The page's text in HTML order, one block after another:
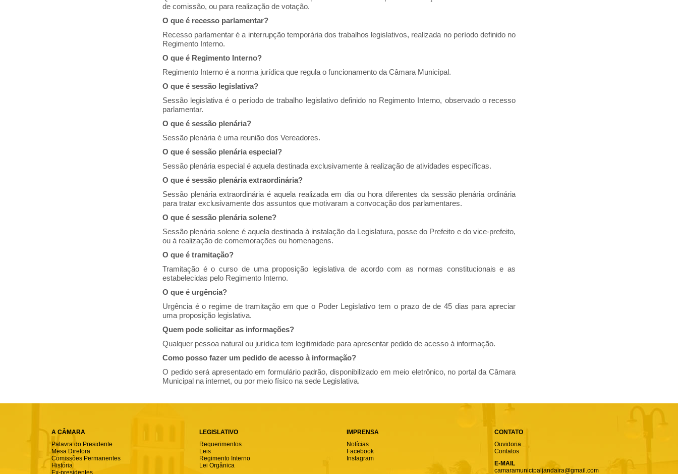
de comissão, ou para realização de votação.
O que é recesso parlamentar?
Recesso parlamentar é a interrupção temporária dos trabalhos legislativos, realizada no período definido no
Regimento Interno.
O que é Regimento Interno?
Regimento Interno é a norma jurídica que regula o funcionamento da Câmara Municipal.
O que é sessão legislativa?
Sessão legislativa é o período de trabalho legislativo definido no Regimento Interno, observado o recesso
parlamentar.
O que é sessão plenária?
Sessão plenária é uma reunião dos Vereadores.
O que é sessão plenária especial?
Sessão plenária especial é aquela destinada exclusivamente à realização de atividades específicas.
O que é sessão plenária extraordinária?
Sessão plenária extraordinária é aquela realizada em dia ou hora diferentes da sessão plenária ordinária
para tratar exclusivamente dos assuntos que motivaram a convocação dos parlamentares.
O que é sessão plenária solene?
Sessão plenária solene é aquela destinada à instalação da Legislatura, posse do Prefeito e do vice-prefeito,
ou à realização de comemorações ou homenagens.
O que é tramitação?
Tramitação é o curso de uma proposição legislativa de acordo com as normas constitucionais e as
estabelecidas pelo Regimento Interno.
O que é urgência?
Urgência é o regime de tramitação em que o Poder Legislativo tem o prazo de de 45 dias para apreciar
uma proposição legislativa.
Quem pode solicitar as informações?
Qualquer pessoa natural ou jurídica tem legitimidade para apresentar pedido de acesso à informação.
Como posso fazer um pedido de acesso à informação?
O pedido será apresentado em formulário padrão, disponibilizado em meio eletrônico, no portal da Câmara
Municipal na internet, ou por meio físico na sede Legislativa.
A CÂMARA
Palavra do Presidente
Mesa Diretora
Comissões Permanentes
História
Ex-presidentes
LEGISLATIVO
Requerimentos
Leis
Regimento Interno
Lei Orgânica
IMPRENSA
Notícias
Facebook
Instagram
CONTATO
Ouvidoria
Contatos
E-MAIL
camaramunicipaljandaira@gmail.com